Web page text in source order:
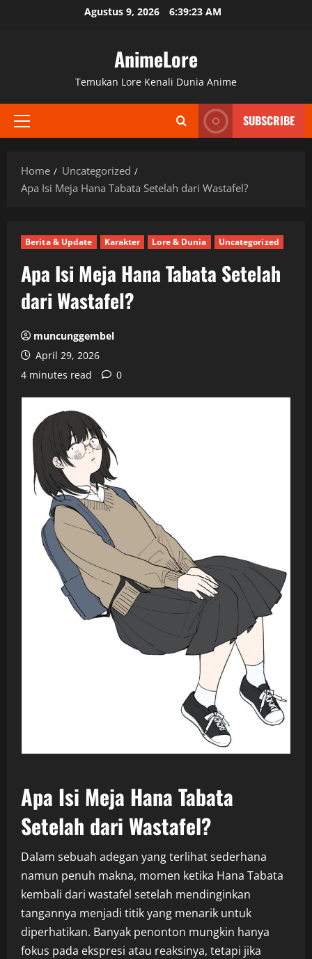
Agustus 9, 2026 6:39:24 AM
AnimeLore
Temukan Lore Kenali Dunia Anime
Primary
SUBSCRIBE
Home
Uncategorized
Apa Isi Meja Hana Tabata Setelah dari Wastafel?
Berita & Update Karakter Lore & Dunia Uncategorized
Apa Isi Meja Hana Tabata Setelah
dari Wastafel?
muncunggembel
April 29, 2026
4 minutes read
0
Apa Isi Meja Hana Tabata
Setelah dari Wastafel?
Dalam sebuah adegan yang terlihat sederhana
namun penuh makna, momen ketika Hana Tabata
kembali dari wastafel setelah mendinginkan
tangannya menjadi titik yang menarik untuk
diperhatikan. Banyak penonton mungkin hanya
fokus pada ekspresi atau reaksinya, tetapi jika